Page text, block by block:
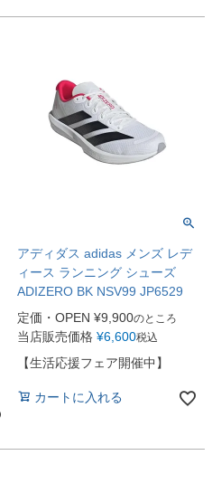
アディダス adidas メンズ レデ
ィース ランニング シューズ
ADIZERO BK NSV99 JP6529
定価・OPEN ¥9,900のところ
当店販売価格 ¥6,600税込
【生活応援フェア開催中】
カートに入れる